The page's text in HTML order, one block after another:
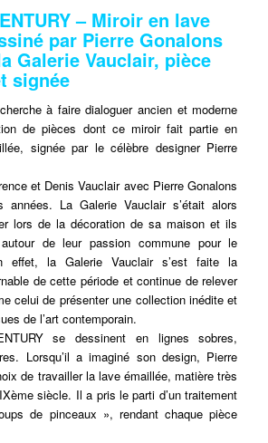
– Miroir en lave
par Pierre Gonalons
Galerie Vauclair, pièce
signée
à faire dialoguer ancien et moderne
de pièces dont ce miroir fait partie en
signée par le célèbre designer Pierre
et Denis Vauclair avec Pierre Gonalons
années. La Galerie Vauclair s’était alors
lors de la décoration de sa maison et ils
autour de leur passion commune pour le
effet, la Galerie Vauclair s’est faite la
de cette période et continue de relever
celui de présenter une collection inédite et
de l’art contemporain.
se dessinent en lignes sobres,
Lorsqu’il a imaginé son design, Pierre
de travailler la lave émaillée, matière très
siècle. Il a pris le parti d’un traitement
de pinceaux », rendant chaque pièce